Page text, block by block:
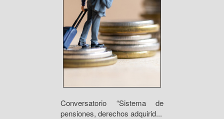
Conversatorio “Sistema de
pensiones, derechos adquirid...